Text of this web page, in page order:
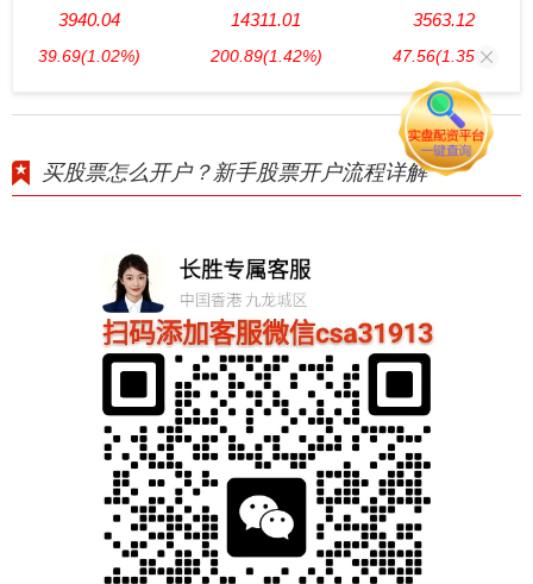
3940.04
39.69(1.02%)
14311.01
200.89(1.42%)
3563.12
47.56(1.35%)
买股票怎么开户？新手股票开户流程详解